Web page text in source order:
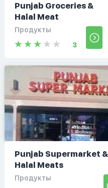
Punjab Groceries &
Halal Meat
Продукты
3
Punjab Supermarket &
Halal Meats
Продукты